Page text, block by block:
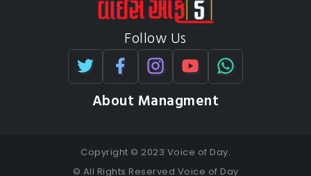
Follow Us
About Managment
Copyright © 2023 Voice of Day.
© All Rights Reserved Voice of Day